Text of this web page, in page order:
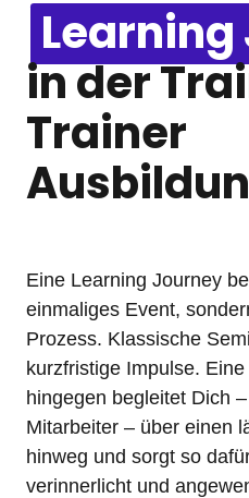
Learning
in der
Trainer
Eine Learning Journey
einmaliges Event,
Prozess. Klassische
kurzfristige Impulse.
hingegen begleitet Dich
Mitarbeiter – über einen
hinweg und sorgt so
verinnerlicht und